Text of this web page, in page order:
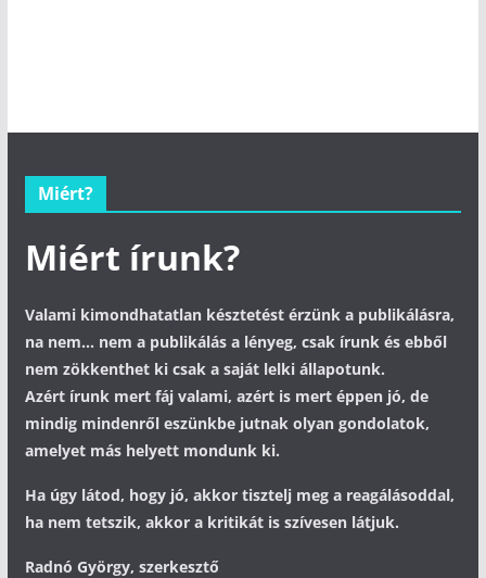
Miért?
Miért írunk?
Valami kimondhatatlan késztetést érzünk a publikálásra,
na nem... nem a publikálás a lényeg, csak írunk és ebből
nem zökkenthet ki csak a saját lelki állapotunk.
Azért írunk mert fáj valami, azért is mert éppen jó, de
mindig mindenről eszünkbe jutnak olyan gondolatok,
amelyet más helyett mondunk ki.
Ha úgy látod, hogy jó, akkor tisztelj meg a reagálásoddal,
ha nem tetszik, akkor a kritikát is szívesen látjuk.
Radnó György, szerkesztő